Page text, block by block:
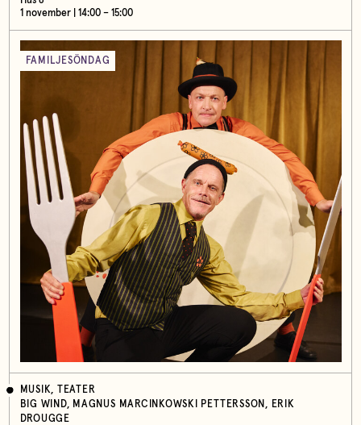
1 november | 14:00 – 15:00
FAMILJESÖNDAG
MUSIK, TEATER
BIG WIND, MAGNUS MARCINKOWSKI PETTERSSON, ERIK
DROUGGE